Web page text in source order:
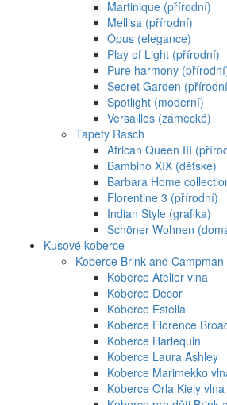
Martinique (přírodní)
Mellisa (přírodní)
Opus (elegance)
Play of Light (přírodní)
Pure harmony
Secret Garden
Spotlight (moderní)
Versailles (zámecké)
Tapety Rasch
African Queen III
Bambino XIX (dětské)
Barbara Home
Florentine 3 (přírodní)
Indian Style (grafika)
Schöner Wohnen
Kusové koberce
Koberce Brink and Campman
Koberce Atelier vlna
Koberce Decor
Koberce Estella
Koberce Florence
Koberce Harlequin
Koberce Laura Ashley
Koberce Marimekko
Koberce Orla Kiely vlna